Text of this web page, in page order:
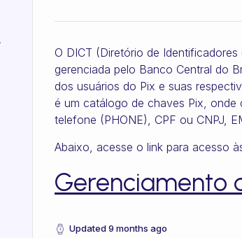
O DICT (Diretório de
gerenciada pelo Banco Central do
dos usuários do Pix e suas
é um catálogo de chaves Pix, onde
telefone (PHONE), CPF ou CNPJ,
Abaixo, acesse o link para acesso
Gerenciamento
Updated9 months ago